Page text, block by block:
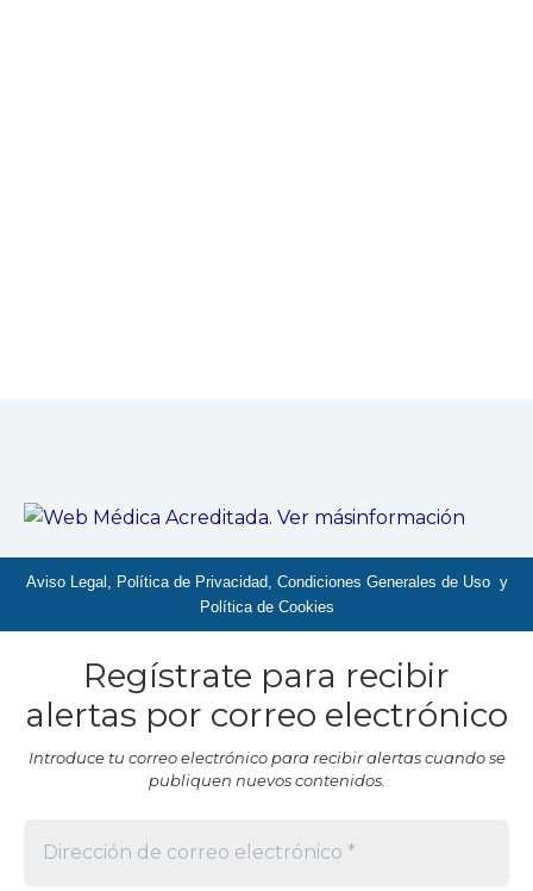
Aviso Legal, Política de Privacidad, Condiciones Generales de Uso y
Política de Cookies
Regístrate para recibir
alertas por correo electrónico
Introduce tu correo electrónico para recibir alertas cuando se
publiquen nuevos contenidos.